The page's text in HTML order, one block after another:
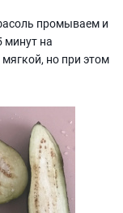
промываем и
минут на
но при этом